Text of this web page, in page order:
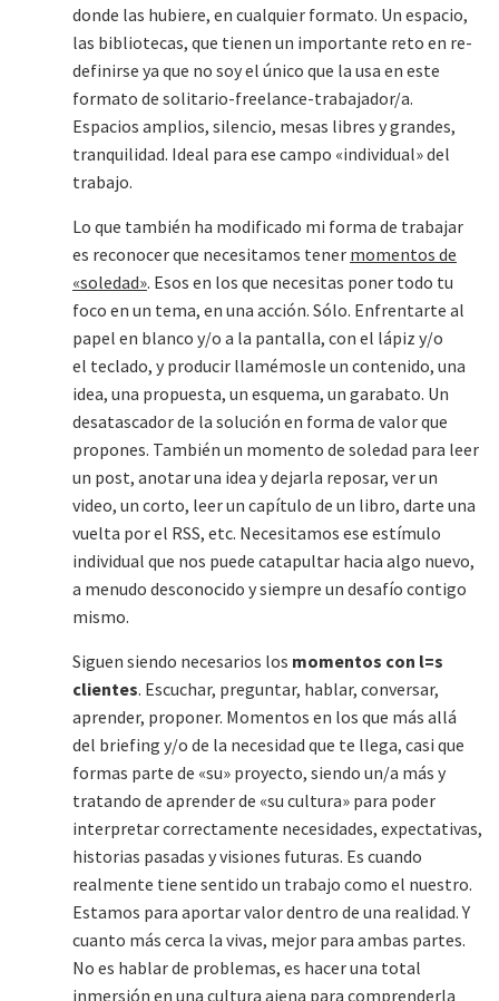
donde las hubiere, en cualquier formato. Un espacio,
las bibliotecas, que tienen un importante reto en re-
definirse ya que no soy el único que la usa en este
formato de solitario-freelance-trabajador/a.
Espacios amplios, silencio, mesas libres y grandes,
tranquilidad. Ideal para ese campo «individual» del
trabajo.
Lo que también ha modificado mi forma de trabajar
es reconocer que necesitamos tener momentos de
«soledad». Esos en los que necesitas poner todo tu
foco en un tema, en una acción. Sólo. Enfrentarte al
papel en blanco y/o a la pantalla, con el lápiz y/o
el teclado, y producir llamémosle un contenido, una
idea, una propuesta, un esquema, un garabato. Un
desatascador de la solución en forma de valor que
propones. También un momento de soledad para leer
un post, anotar una idea y dejarla reposar, ver un
video, un corto, leer un capítulo de un libro, darte una
vuelta por el RSS, etc. Necesitamos ese estímulo
individual que nos puede catapultar hacia algo nuevo,
a menudo desconocido y siempre un desafío contigo
mismo.
Siguen siendo necesarios los momentos con l=s
clientes. Escuchar, preguntar, hablar, conversar,
aprender, proponer. Momentos en los que más allá
del briefing y/o de la necesidad que te llega, casi que
formas parte de «su» proyecto, siendo un/a más y
tratando de aprender de «su cultura» para poder
interpretar correctamente necesidades, expectativas,
historias pasadas y visiones futuras. Es cuando
realmente tiene sentido un trabajo como el nuestro.
Estamos para aportar valor dentro de una realidad. Y
cuanto más cerca la vivas, mejor para ambas partes.
No es hablar de problemas, es hacer una total
inmersión en una cultura ajena para comprenderla